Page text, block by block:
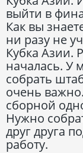
выйти в
Как вы
ни разу не
Кубка Азии.
началась. У
собрать
очень
сборной
Нужно
друг друга
работу.